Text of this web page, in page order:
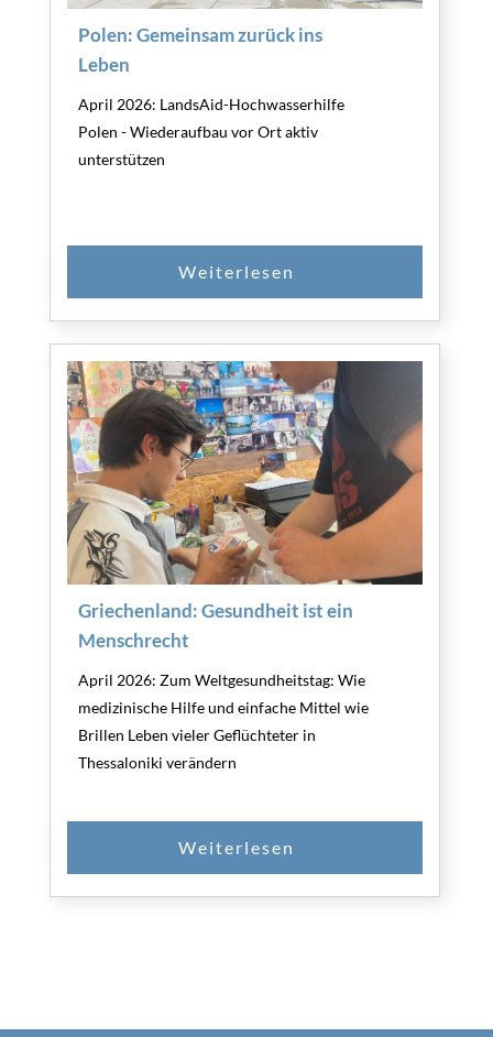
Polen: Gemeinsam zurück ins
Leben
April 2026: LandsAid-Hochwasserhilfe
Polen - Wiederaufbau vor Ort aktiv
unterstützen
Griechenland: Gesundheit ist ein
Menschrecht
April 2026: Zum Weltgesundheitstag: Wie
medizinische Hilfe und einfache Mittel wie
Brillen Leben vieler Geflüchteter in
Thessaloniki verändern